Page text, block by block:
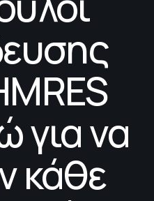
για να
κάθε